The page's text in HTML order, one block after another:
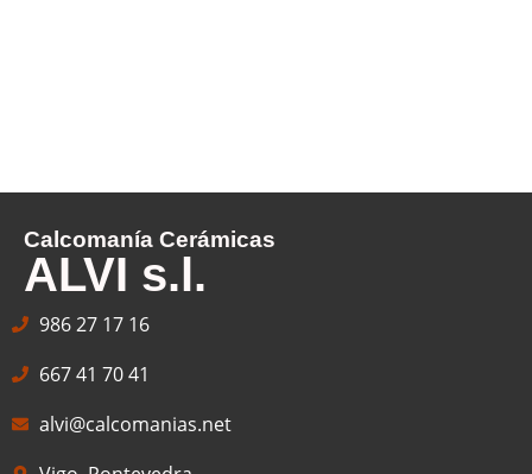
Calcomanía Cerámicas
ALVI s.l.
986 27 17 16
667 41 70 41
alvi@calcomanias.net